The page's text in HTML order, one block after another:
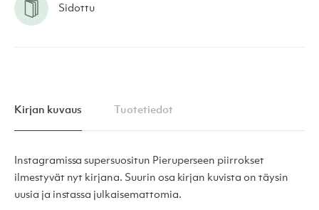
Sidottu
Kirjan kuvaus Tuotetiedot
Instagramissa supersuositun Pieruperseen piirrokset
ilmestyvät nyt kirjana. Suurin osa kirjan kuvista on täysin
uusia ja instassa julkaisemattomia.